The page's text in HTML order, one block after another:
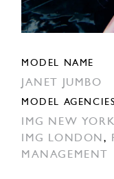
MODEL NAME
JANET JUMBO
MODEL AGENCIES
IMG NEW
IMG LONDON,
MANAGEMENT